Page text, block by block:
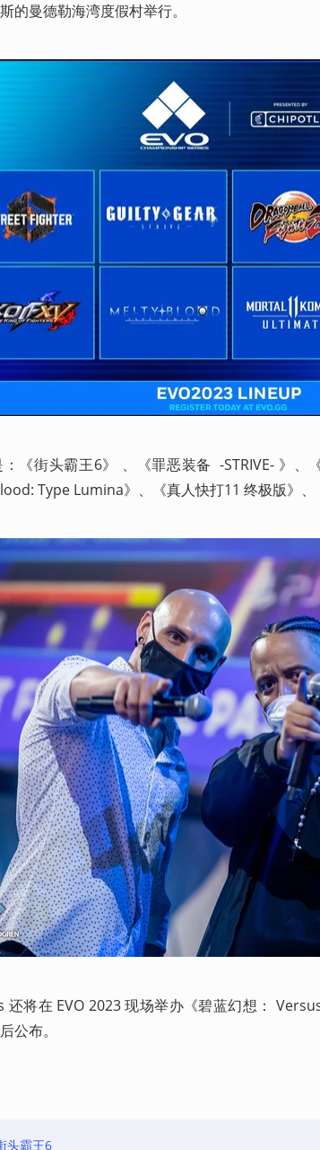
的曼德勒海湾度假村举行。
《街头霸王6》 、《罪恶装备  -STRIVE- 》、
Type Lumina》、《真人快打11 终极版》、
还将在 EVO 2023 现场举办《碧蓝幻想：
公布。
头霸王6